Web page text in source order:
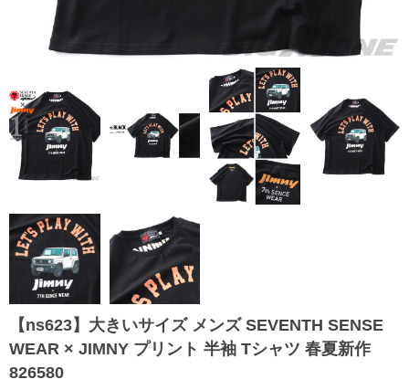
【ns623】大きいサイズ メンズ SEVENTH SENSE
WEAR × JIMNY プリント 半袖 Tシャツ 春夏新作
826580